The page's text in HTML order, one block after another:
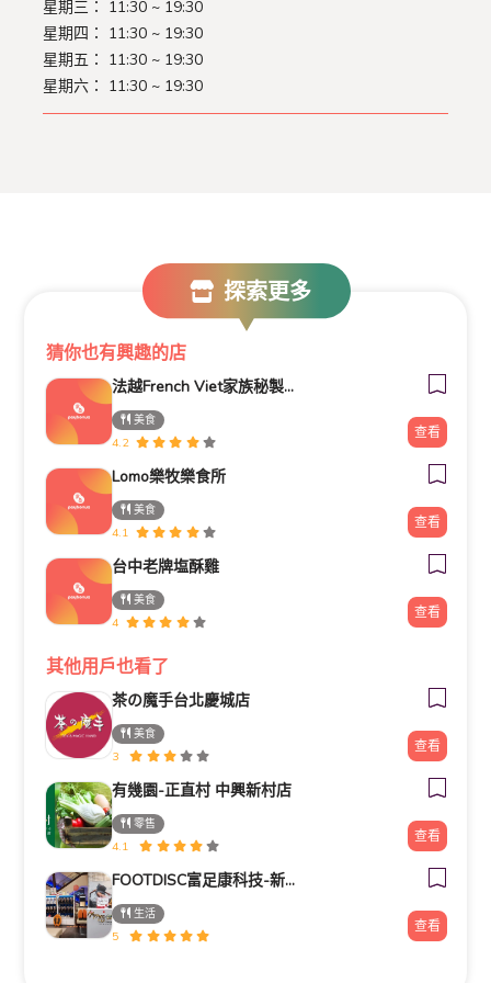
星期三： 11:30 ~ 19:30
星期四： 11:30 ~ 19:30
星期五： 11:30 ~ 19:30
星期六： 11:30 ~ 19:30
探索更多
猜你也有興趣的店
法越French Viet家族秘製牛肉河粉
美食
4.2
查看
Lomo樂牧樂食所
美食
4.1
查看
台中老牌塩酥雞
美食
4
查看
其他用戶也看了
茶の魔手台北慶城店
美食
3
查看
有幾園-正直村 中興新村店
零售
4.1
查看
FOOTDISC富足康科技-新光三越-桃園站前店
生活
5
查看